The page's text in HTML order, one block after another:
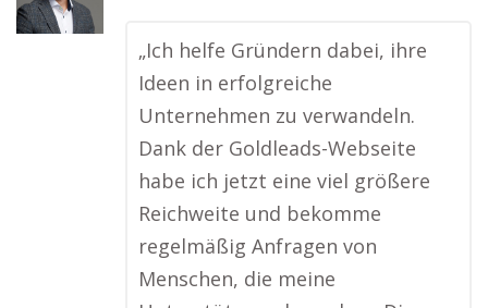
„Ich helfe Gründern dabei, ihre
Ideen in erfolgreiche
Unternehmen zu verwandeln.
Dank der Goldleads-Webseite
habe ich jetzt eine viel größere
Reichweite und bekomme
regelmäßig Anfragen von
Menschen, die meine